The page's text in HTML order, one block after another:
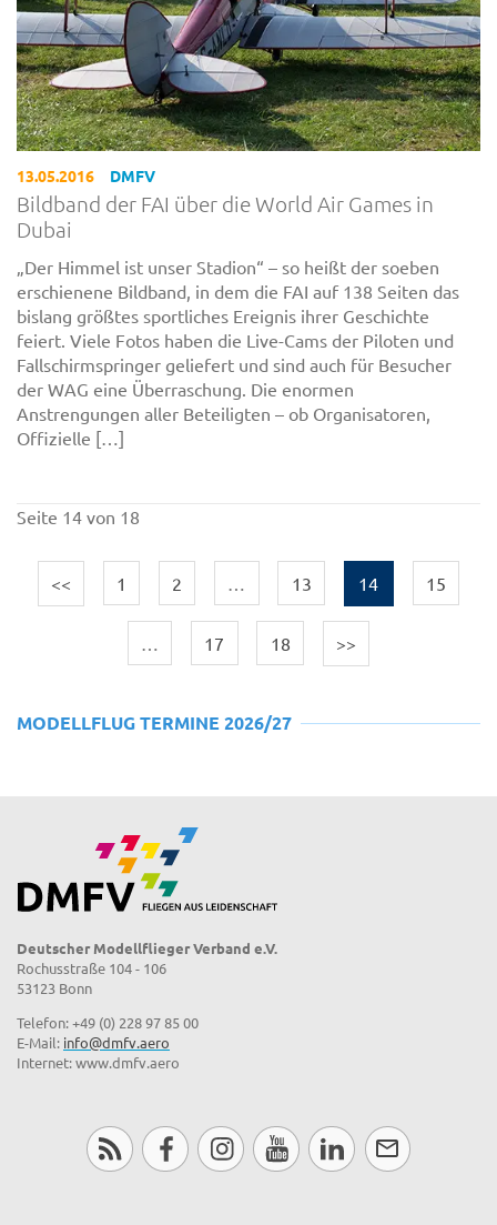
13.05.2016 DMFV
Bildband der FAI über die World Air Games in
Dubai
„Der Himmel ist unser Stadion“ – so heißt der soeben
erschienene Bildband, in dem die FAI auf 138 Seiten das
bislang größtes sportliches Ereignis ihrer Geschichte
feiert. Viele Fotos haben die Live-Cams der Piloten und
Fallschirmspringer geliefert und sind auch für Besucher
der WAG eine Überraschung. Die enormen
Anstrengungen aller Beteiligten – ob Organisatoren,
Offizielle […]
Seite 14 von 18
<< 1 2 … 13 14 15
… 17 18 >>
MODELLFLUG TERMINE 2026/27
Deutscher Modellflieger Verband e.V.
Rochusstraße 104 - 106
53123 Bonn
Telefon: +49 (0) 228 97 85 00
E-Mail: info@dmfv.aero
Internet: www.dmfv.aero